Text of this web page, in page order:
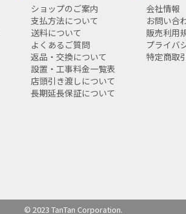
ショップのご案内
支払方法について
送料について
よくあるご質問
返品・交換について
設置・工事料金一覧表
店頭引き渡しについて
長期延長保証について
会社情報
お問い合
販売利用
プライバ
特定商取
© 2023 TanTan Corporation.